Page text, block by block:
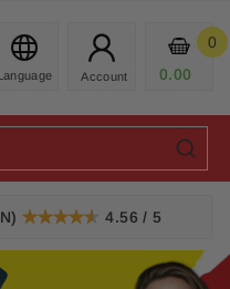
4.56 / 5
0
€
0.00